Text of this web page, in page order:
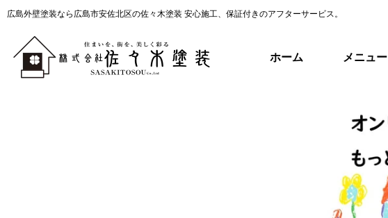
広島外壁塗装なら広島市安佐北区の佐々木塗装 安心施工、保証付きのアフターサービス。
ホーム メニュー